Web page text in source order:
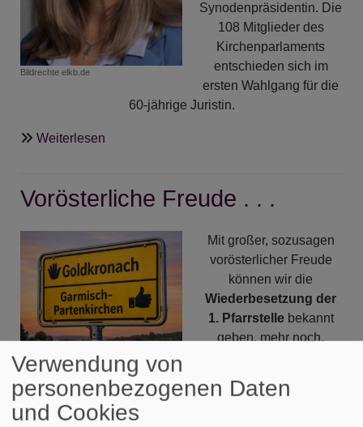
Bildrechte elkb.de
Synodenpräsidentin. Die
108 Mitglieder des
Kirchenparlaments
entschieden sich im
ersten Wahlgang für die
60-jährige Juristin.
Weiterlesen
Tanja
.
.
Vorösterliche Freude . . .
Bildrechte KI/rjt
Mit großer, sozusagen
vorösterlicher Freude
können wir die
Wiederbesetzung der
1. Pfarrstellebekannt
geben, mehr noch,
weiteren halben Pfarrstelle für den vielfältigen Dienst
vor Ort.
Verwendung von
personenbezogenen Daten
und Cookies